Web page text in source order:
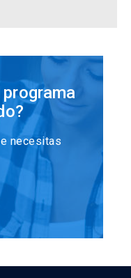
necesitas